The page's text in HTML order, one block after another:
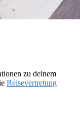
zu deinem
Reisevertretung